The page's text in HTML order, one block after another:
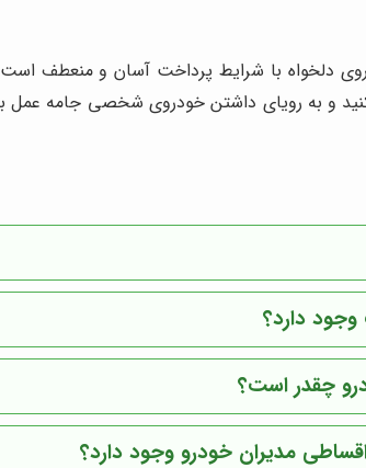
دلخواه با شرایط پرداخت آسان و منعطف
و به رویای داشتن خودروی شخصی جامه عمل
دارد؟
چقدر است؟
مدیران خودرو وجود دارد؟